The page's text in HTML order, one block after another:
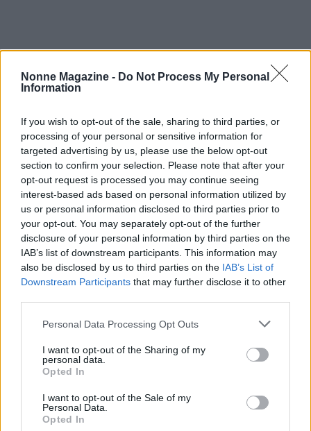
Nonne Magazine - Do Not Process My Personal
Information
If you wish to opt-out of the sale, sharing to third parties, or
processing of your personal or sensitive information for
targeted advertising by us, please use the below opt-out
section to confirm your selection. Please note that after your
opt-out request is processed you may continue seeing
interest-based ads based on personal information utilized by
us or personal information disclosed to third parties prior to
your opt-out. You may separately opt-out of the further
disclosure of your personal information by third parties on the
IAB’s list of downstream participants. This information may
also be disclosed by us to third parties on the IAB’s List of
Downstream Participants that may further disclose it to other
Please note that this website/app uses one or more Google
not limited to your visit or usage behaviour. You may click to
grant or deny consent to Google and its third-party tags to
use your data for below specified purposes in below Google
consent section.
Personal Data Processing Opt Outs
I want to opt-out of the Sharing of my
personal data.
Opted In
I want to opt-out of the Sale of my
Personal Data.
Opted In
Continua a leggere
SALUTE
Prestiti per le vacanze: chi li richiede e perché
Beatrice Beretta · 7 Ago 2026